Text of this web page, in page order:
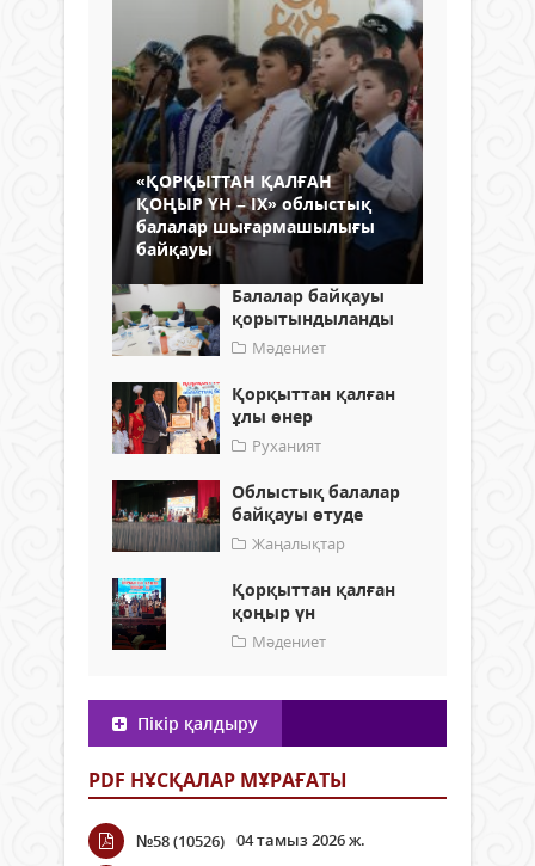
«ҚОРҚЫТТАН ҚАЛҒАН
ҚОҢЫР ҮН – ІХ» облыстық
балалар шығармашылығы
байқауы
Балалар байқауы
қорытындыланды
Мәдениет
Қорқыттан қалған
ұлы өнер
Руханият
Облыстық балалар
байқауы өтуде
Жаңалықтар
Қорқыттан қалған
қоңыр үн
Мәдениет
Пікір қалдыру
PDF НҰСҚАЛАР МҰРАҒАТЫ
№58 (10526) 04 тамыз 2026 ж.